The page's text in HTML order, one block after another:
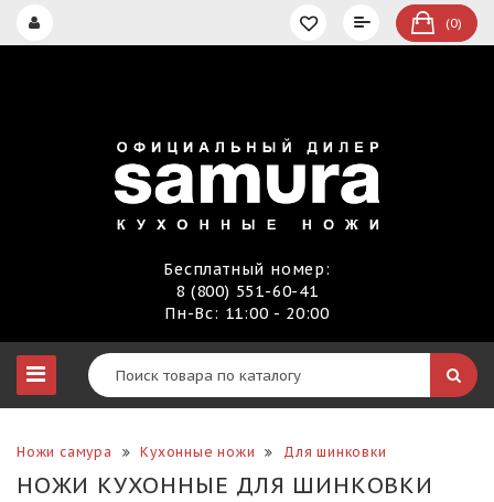
(0)
Бесплатный номер:
8 (800) 551-60-41
Пн-Вс: 11:00 - 20:00
Ножи самура Кухонные ножи Для шинковки
НОЖИ КУХОННЫЕ ДЛЯ ШИНКОВКИ